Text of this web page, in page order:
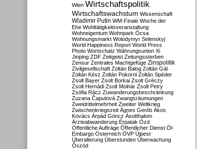
Wien Wirtschaftspolitik
Wirtschaftswachstum Wissenschaft
Wladimir Putin WM-Finale Woche der
Ehe Wohltätigkeitsveranstaltung
Wohneigentum Wohnpark Ócsa
Wohnungsmarkt Wolodymyr Selenskyj
World Happiness Report World Press
Photo Wortschatz Währungsunion Xi
Jinping ZDF Zeitgeist Zeitungssterben
Zensur Zentrales Machtgefüge Zinspolitik
Zivilgesellschaft Zoltán Balog Zoltán Gál
Zoltán Kész Zoltán Pokorni Zoltán Spéder
Zsolt Bayer Zsolt Borkai Zsolt Gréczy
Zsolt Hernádi Zsolt Molnár Zsolt Petry
Zsófia Rácz Zuwanderungsbeschränkung
Zuzana Čaputová Zwangsräumungen
Zweidrittelmehrheit Zweiter Weltkrieg
Zwischenkriegszeit Ágnes Geréb Ákos
Kovács Árpád Göncz Ásotthalom
Ärzteabwanderung Érpatak Ózd
Öffentliche Aufträge Öffentlicher Dienst Öl-
Embargo Österreich ÖVP Újpest
Überalterung Überstunden Überwachung
Őszöd